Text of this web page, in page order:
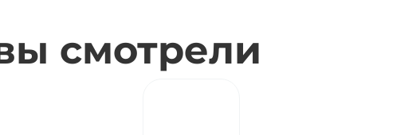
смотрели